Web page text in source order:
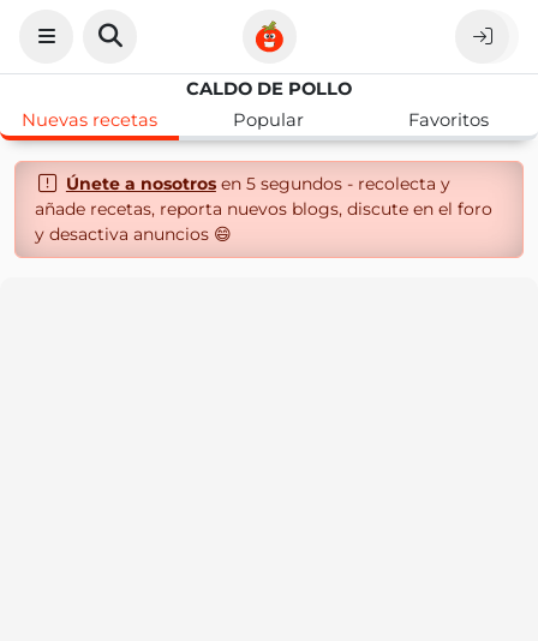
CALDO DE POLLO
Nuevas recetas
Popular Favoritos
Únete a nosotrosen 5 segundos - recolecta y
añade recetas, reporta nuevos blogs, discute en el foro
y desactiva anuncios 😄